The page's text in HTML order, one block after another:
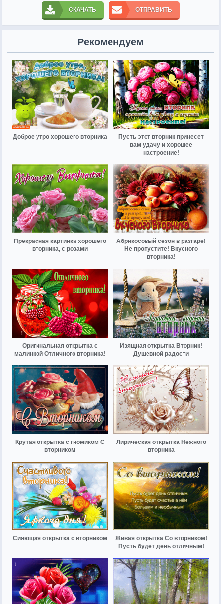
СКАЧАТЬ ОТПРАВИТЬ
Рекомендуем
Доброе утро хорошего вторника
Пусть этот вторник принесет
вам удачу и хорошее
настроение!
Прекрасная картинка хорошего
вторника, с розами
Абрикосовый сезон в разгаре!
Не пропустите! Вкусного
вторника!
Оригинальная открытка с
малинкой Отличного вторника!
Изящная открытка Вторник!
Душевной радости
Крутая открытка с гномиком С
вторником
Лирическая открытка Нежного
вторника
Сияющая открытка с вторником
Живая открытка Со вторником!
Пусть будет день отличным!